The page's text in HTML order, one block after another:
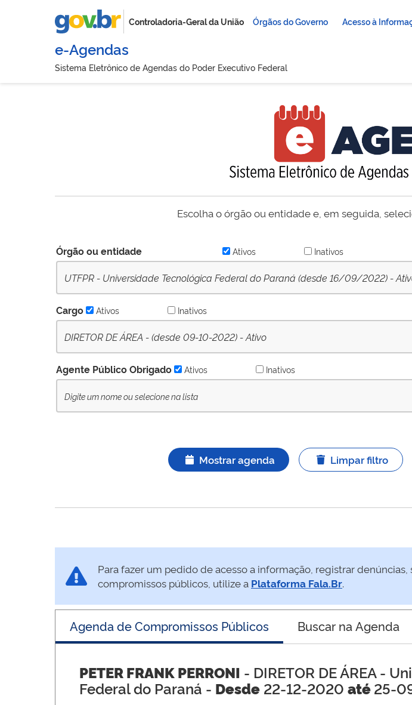
Controladoria-Geral da União Órgãos do Governo Acesso à
e-Agendas
Sistema Eletrônico de Agendas do Poder Executivo Federal
Escolha o órgão ou entidade e, em seguida,
Órgão ou entidade Ativos Inativos
UTFPR - Universidade Tecnológica Federal do Paraná (desde 16/09/2022) -
Cargo Ativos Inativos
DIRETOR DE ÁREA - (desde 09-10-2022) - Ativo
Agente Público Obrigado Ativos Inativos
Mostrar agenda Limpar filtro
Para fazer um pedido de acesso a informação, registrar
compromissos públicos, utilize a Plataforma Fala.Br.
Agenda de Compromissos Públicos Buscar na Agenda
PETER FRANK PERRONI - DIRETOR DE ÁREA-
Federal do Paraná - Desde 22-12-2020 até25-